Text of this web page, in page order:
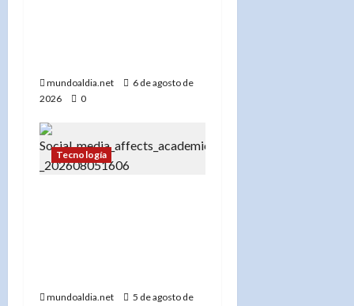
mundoaldia.net
6 de agosto de
2026
0
Tecnología
mundoaldia.net
5 de agosto de